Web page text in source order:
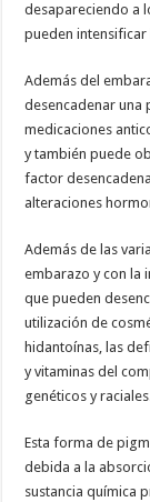
desapareciendo a
pueden
Además del
desencadenar una
medicaciones
y también puede
factor
alteraciones
Además de las
embarazo y con la
que pueden
utilización de
hidantoínas, las
y vitaminas del
genéticos y
Esta forma de
debida a la
sustancia química